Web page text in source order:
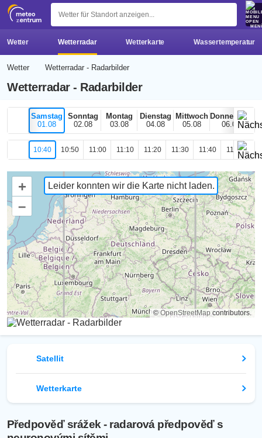
z
Wetter Wetterradar Wetterkarte Wassertemperatur
Wetter Wetterradar - Radarbilder
Wetterradar - Radarbilder
Samstag
01.08
Sonntag
02.08
Montag
03.08
Dienstag
04.08
Mittwoch
05.08
Donnerstag
06.08
10:40 10:50 11:00 11:10 11:20 11:30 11:40 11:50
Leider konnten wir die Karte nicht laden.
+
–
©OpenStreetMap contributors.
Satellit
Wetterkarte
Předpověď srážek - radarová předpověď s